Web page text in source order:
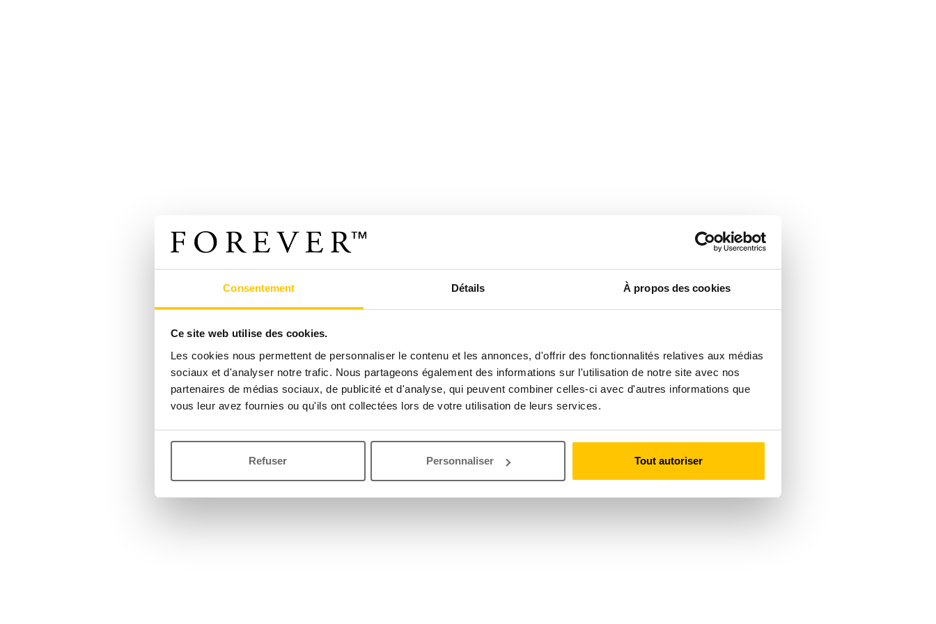
Consentement Détails À propos des cookies
Ce site web utilise des cookies.
Les cookies nous permettent de personnaliser le contenu et les annonces, d'offrir des fonctionnalités relatives aux médias
sociaux et d'analyser notre trafic. Nous partageons également des informations sur l'utilisation de notre site avec nos
partenaires de médias sociaux, de publicité et d'analyse, qui peuvent combiner celles-ci avec d'autres informations que
vous leur avez fournies ou qu'ils ont collectées lors de votre utilisation de leurs services.
Refuser Personnaliser Tout autoriser